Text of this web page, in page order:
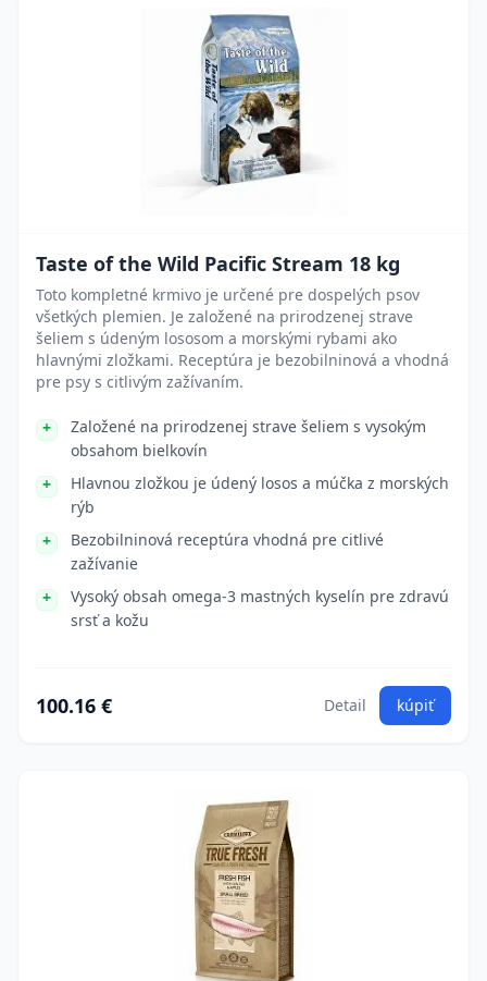
Taste of the Wild Pacific Stream 18 kg
Toto kompletné krmivo je určené pre dospelých psov
všetkých plemien. Je založené na prirodzenej strave
šeliem s údeným lososom a morskými rybami ako
hlavnými zložkami. Receptúra je bezobilninová a vhodná
pre psy s citlivým zažívaním.
Založené na prirodzenej strave šeliem s vysokým
obsahom bielkovín
Hlavnou zložkou je údený losos a múčka z morských
rýb
Bezobilninová receptúra vhodná pre citlivé
zažívanie
Vysoký obsah omega-3 mastných kyselín pre zdravú
srsť a kožu
100.16 € Detail kúpiť